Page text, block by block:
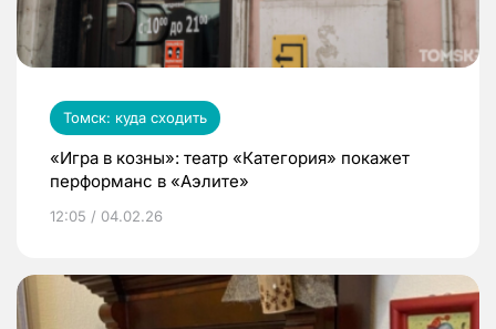
Томск: куда сходить
«Игра в козны»: театр «Категория» покажет
перформанс в «Аэлите»
12:05 / 04.02.26